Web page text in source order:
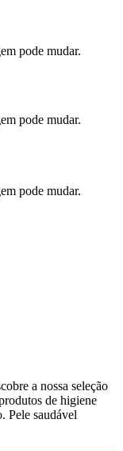
pode mudar.
pode mudar.
pode mudar.
a nossa seleção
de higiene
Pele saudável